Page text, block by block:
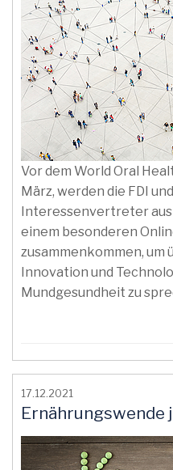
Vor dem World Oral
März, werden die FDI
Interessenvertreter
einem besonderen
zusammenkommen, um
Innovation und
Mundgesundheit zu
17.12.2021
Ernährungswende